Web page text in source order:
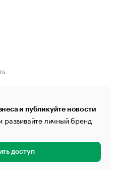
и публикуйте новости
развивайте личный бренд
доступ